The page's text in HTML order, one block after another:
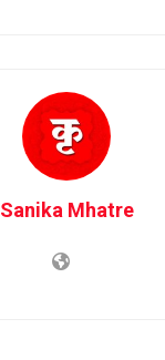
Sanika Mhatre